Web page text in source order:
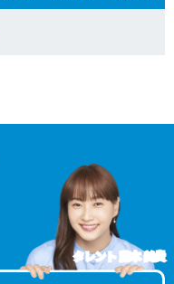
タレント 藤本 美貴